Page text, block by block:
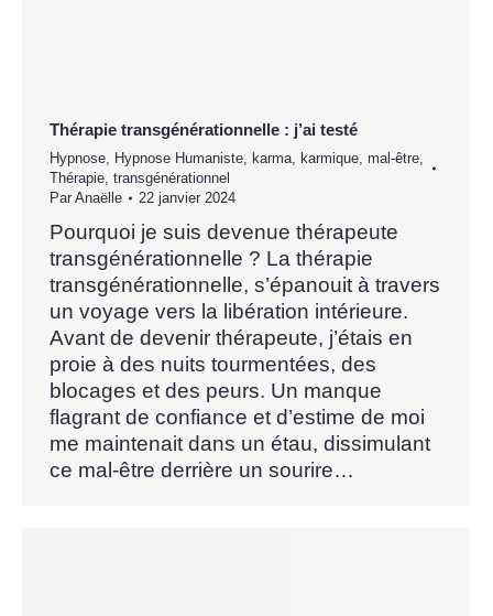
Thérapie transgénérationnelle : j’ai testé
Hypnose, Hypnose Humaniste, karma, karmique, mal-être,
Thérapie, transgénérationnel
Par Anaëlle 22 janvier 2024
Pourquoi je suis devenue thérapeute
transgénérationnelle ? La thérapie
transgénérationnelle, s’épanouit à travers
un voyage vers la libération intérieure.
Avant de devenir thérapeute, j’étais en
proie à des nuits tourmentées, des
blocages et des peurs. Un manque
flagrant de confiance et d’estime de moi
me maintenait dans un étau, dissimulant
ce mal-être derrière un sourire…